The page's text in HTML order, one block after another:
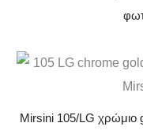
Mirsini 105/LG χρώμιο